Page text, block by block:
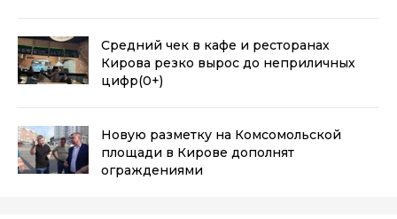
Средний чек в кафе и ресторанах
Кирова резко вырос до неприличных
цифр(0+)
Новую разметку на Комсомольской
площади в Кирове дополнят
ограждениями